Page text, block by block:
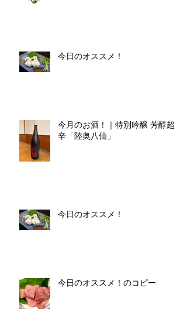
今日のオススメ！
今月のお酒！｜特別吟醸 芳醇超
辛「陸奥八仙」
今日のオススメ！
今日のオススメ！のコピー